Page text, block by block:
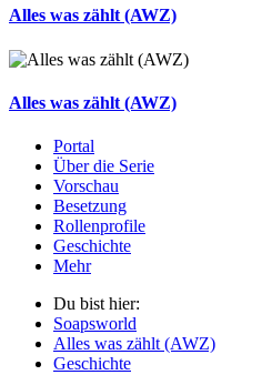
Alles was zählt (AWZ)
Alles was zählt (AWZ)
Portal
Über die Serie
Vorschau
Besetzung
Rollenprofile
Geschichte
Mehr
Du bist hier:
Soapsworld
Alles was zählt (AWZ)
Geschichte